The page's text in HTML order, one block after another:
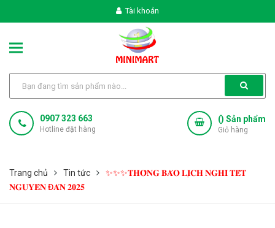
Tài khoản
0907 323 663
Hotline đặt hàng
() Sản phẩm
Giỏ hàng
Trang chủ Tin tức
✨✨✨𝐓𝐇𝐎̂𝐍𝐆 𝐁𝐀́𝐎 𝐋𝐈̣𝐂𝐇 𝐍𝐆𝐇𝐈̉ 𝐓𝐄̂́𝐓
𝐍𝐆𝐔𝐘𝐄̂𝐍 Đ𝐀́𝐍 𝟐𝟎𝟐𝟓